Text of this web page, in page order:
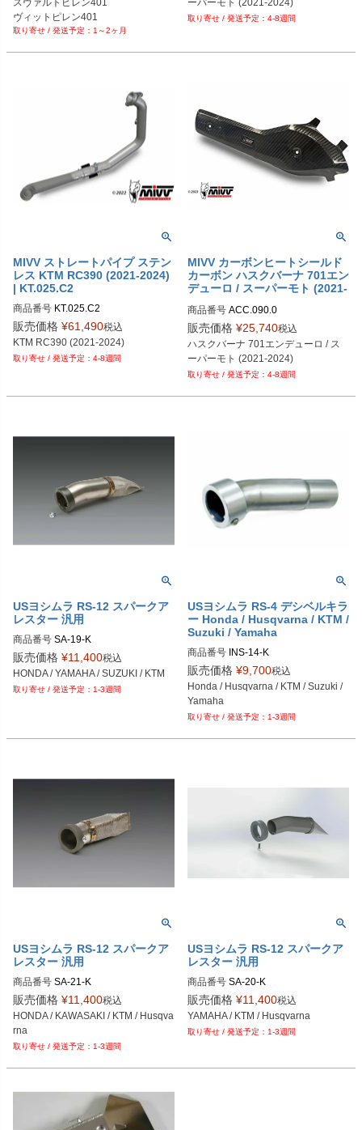
スヴァルトピレン401
ヴィットピレン401
1～2ヶ月
ーパーモト (2021-2024)
4-8週間
MIVV ストレートパイプ ステン
レス KTM RC390 (2021-2024)
| KT.025.C2
商品番号 KT.025.C2
販売価格 ¥61,490税込
KTM RC390 (2021-2024)
4-8週間
MIVV カーボンヒートシールド
カーボン ハスクバーナ 701エン
デューロ / スーパーモト (2021-
商品番号 ACC.090.0
販売価格 ¥25,740税込
ハスクバーナ 701エンデューロ / ス
ーパーモト (2021-2024)
4-8週間
USヨシムラ RS-12 スパークア
レスター 汎用
商品番号 SA-19-K
販売価格 ¥11,400税込
HONDA / YAMAHA / SUZUKI / KTM
1-3週間
USヨシムラ RS-4 デシベルキラ
ー Honda / Husqvarna / KTM /
Suzuki / Yamaha
商品番号 INS-14-K
販売価格 ¥9,700税込
Honda / Husqvarna / KTM / Suzuki /
Yamaha
1-3週間
USヨシムラ RS-12 スパークア
レスター 汎用
商品番号 SA-21-K
販売価格 ¥11,400税込
HONDA / KAWASAKI / KTM / Husqva
rna
1-3週間
USヨシムラ RS-12 スパークア
レスター 汎用
商品番号 SA-20-K
販売価格 ¥11,400税込
YAMAHA / KTM / Husqvarna
1-3週間